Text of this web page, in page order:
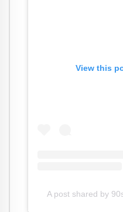
View this
A post shared by